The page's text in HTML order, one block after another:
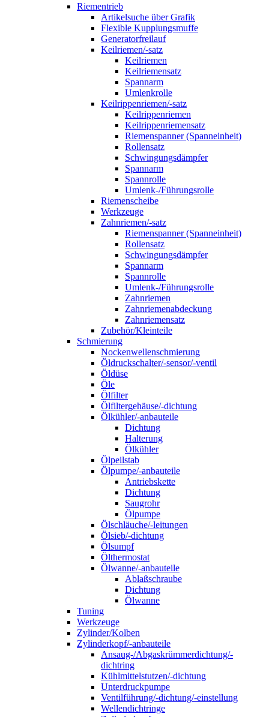
Riementrieb
Artikelsuche über Grafik
Flexible Kupplungsmuffe
Generatorfreilauf
Keilriemen/-satz
Keilriemen
Keilriemensatz
Spannarm
Umlenkrolle
Keilrippenriemen/-satz
Keilrippenriemen
Keilrippenriemensatz
Riemenspanner (Spanneinheit)
Rollensatz
Schwingungsdämpfer
Spannarm
Spannrolle
Umlenk-/Führungsrolle
Riemenscheibe
Werkzeuge
Zahnriemen/-satz
Riemenspanner (Spanneinheit)
Rollensatz
Schwingungsdämpfer
Spannarm
Spannrolle
Umlenk-/Führungsrolle
Zahnriemen
Zahnriemenabdeckung
Zahnriemensatz
Zubehör/Kleinteile
Schmierung
Nockenwellenschmierung
Öldruckschalter/-sensor/-ventil
Öldüse
Öle
Ölfilter
Ölfiltergehäuse/-dichtung
Ölkühler/-anbauteile
Dichtung
Halterung
Ölkühler
Ölpeilstab
Ölpumpe/-anbauteile
Antriebskette
Dichtung
Saugrohr
Ölpumpe
Ölschläuche/-leitungen
Ölsieb/-dichtung
Ölsumpf
Ölthermostat
Ölwanne/-anbauteile
Ablaßschraube
Dichtung
Ölwanne
Tuning
Werkzeuge
Zylinder/Kolben
Zylinderkopf/-anbauteile
Ansaug-/Abgaskrümmerdichtung/-
dichtring
Kühlmittelstutzen/-dichtung
Unterdruckpumpe
Ventilführung/-dichtung/-einstellung
Wellendichtringe